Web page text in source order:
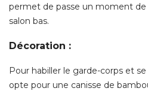
permet de passe un moment
salon bas.
Décoration :
Pour habiller le garde-corps et
opte pour une canisse de